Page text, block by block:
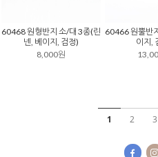
60468 원형반지 소/대 3종(린
넨, 베이지, 검정)
8,000원
60466 원뿔반
이지,
1 2 3